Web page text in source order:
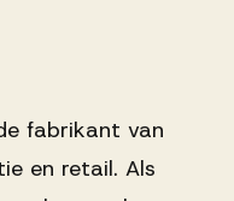
fabrikant van
en retail. Als